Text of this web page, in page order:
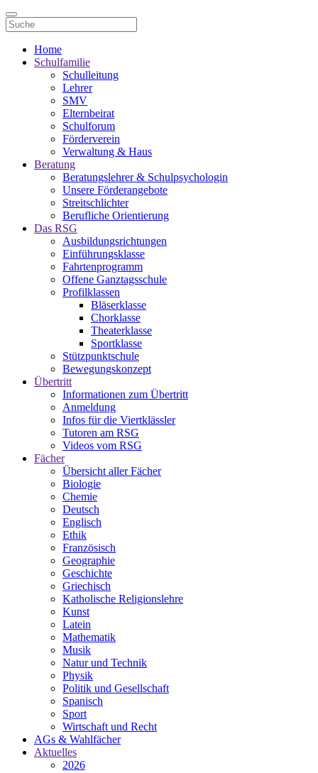
Home
Schulfamilie
Schulleitung
Lehrer
SMV
Elternbeirat
Schulforum
Förderverein
Verwaltung & Haus
Beratung
Beratungslehrer & Schulpsychologin
Unsere Förderangebote
Streitschlichter
Berufliche Orientierung
Das RSG
Ausbildungsrichtungen
Einführungsklasse
Fahrtenprogramm
Offene Ganztagsschule
Profilklassen
Bläserklasse
Chorklasse
Theaterklasse
Sportklasse
Stützpunktschule
Bewegungskonzept
Übertritt
Informationen zum Übertritt
Anmeldung
Infos für die Viertklässler
Tutoren am RSG
Videos vom RSG
Fächer
Übersicht aller Fächer
Biologie
Chemie
Deutsch
Englisch
Ethik
Französisch
Geographie
Geschichte
Griechisch
Katholische Religionslehre
Kunst
Latein
Mathematik
Musik
Natur und Technik
Physik
Politik und Gesellschaft
Spanisch
Sport
Wirtschaft und Recht
AGs & Wahlfächer
Aktuelles
2026